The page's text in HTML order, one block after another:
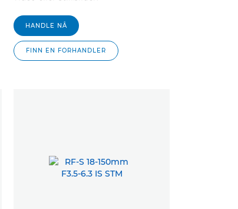
HANDLE NÅ
FINN EN FORHANDLER